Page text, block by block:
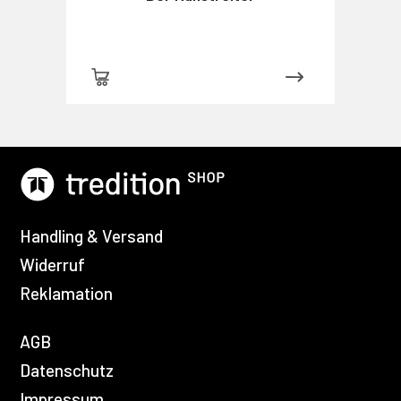
Handling & Versand
Widerruf
Reklamation
AGB
Datenschutz